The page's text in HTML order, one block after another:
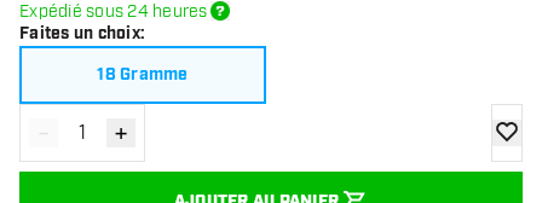
Expédié sous 24 heures
Faites un choix:
18 Gramme
Diminuer la quantité
- Augmenter la quantité
+